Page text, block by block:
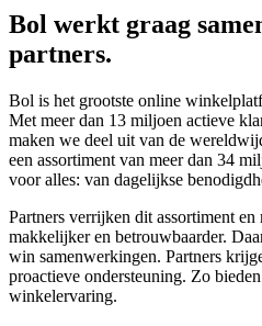
Bol werkt graag
partners.
Bol is het grootste online
Met meer dan 13 miljoen actieve
maken we deel uit van de
een assortiment van meer dan 34
voor alles: van dagelijkse
Partners verrijken dit assortiment
makkelijker en betrouwbaarder.
win samenwerkingen. Partners
proactieve ondersteuning. Zo
winkelervaring.